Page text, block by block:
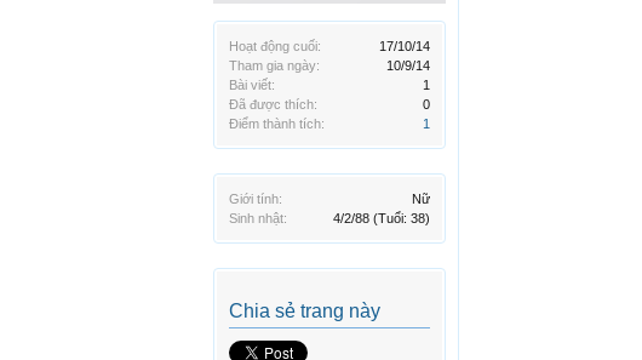
Hoạt động cuối:
17/10/14
Tham gia ngày:
10/9/14
Bài viết:
1
Đã được thích:
0
Điểm thành tích:
1
Giới tính:
Nữ
Sinh nhật:
4/2/88 (Tuổi: 38)
Chia sẻ trang này